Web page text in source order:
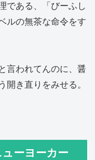
である、「びーふし
ルの無茶な命令をす
言われてんのに、醤
開き直りをみせる。
ーヨーカー